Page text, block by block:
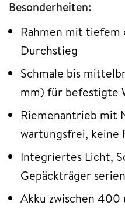
Besonderheiten:
Rahmen mit
Durchstieg
Schmale bis
mm) für befestigte
Riemenantrieb mit
wartungsfrei, keine
Integriertes Licht,
Gepäckträger
Akku zwischen 400